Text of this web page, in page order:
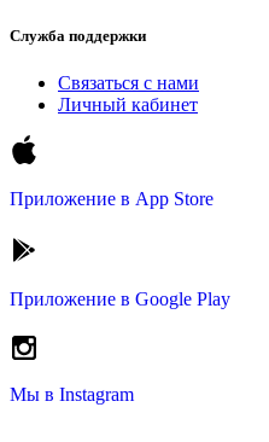
Служба поддержки
Связаться с нами
Личный кабинет
Приложение в App Store
Приложение в Google Play
Мы в Instagram